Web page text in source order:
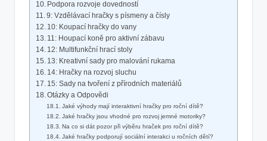
Podpora rozvoje dovedností
9: Vzdělávací ‌hračky ​s písmeny a čísly
10: Koupací hračky do vany
11: Houpací koně ⁣pro aktivní ⁤zábavu
12: Multifunkční hrací stoly
13: ​Kreativní sady‌ pro malování rukama
14: Hračky na rozvoj‌ sluchu
15: Sady na tvoření‍ z přírodních materiálů
Otázky a‌ Odpovědi
Jaké výhody mají interaktivní hračky ‌pro roční dítě?
Jaké hračky jsou vhodné pro rozvoj jemné ‍motoriky?
Na co si dát pozor při‍ výběru hraček pro roční‍ dítě?
Jaké ​hračky podporují sociální interakci u ročních dětí?